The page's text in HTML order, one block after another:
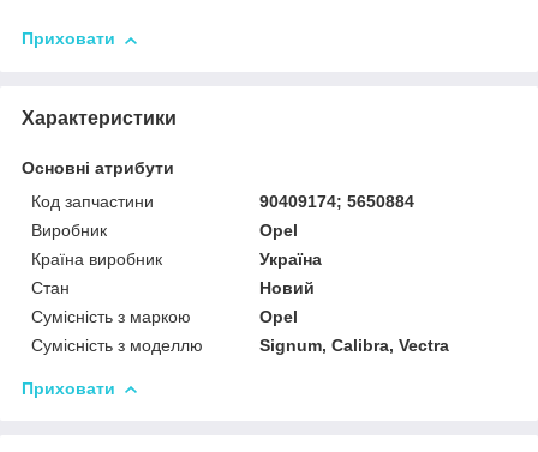
Приховати
Характеристики
Основні атрибути
Код запчастини
90409174; 5650884
Виробник
Opel
Країна виробник
Україна
Стан
Новий
Сумісність з маркою
Opel
Сумісність з моделлю
Signum, Calibra, Vectra
Приховати